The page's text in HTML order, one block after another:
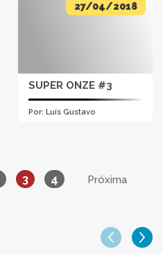
27/04/2018
SUPER ONZE #3
Por: Luís Gustavo
3 4 Próxima